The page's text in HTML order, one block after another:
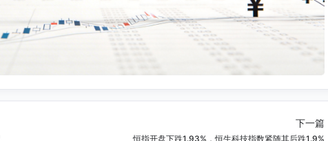
下一篇
恒指开盘下跌1.93%，恒生科技指数紧随其后跌1.9%